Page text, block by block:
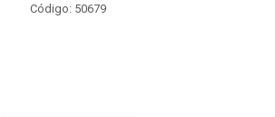
Código: 50679